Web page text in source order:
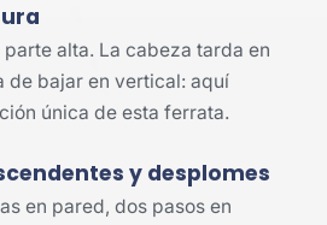
alta. La cabeza tarda en
de bajar en vertical: aquí
única de esta ferrata.
y desplomes
en pared, dos pasos en